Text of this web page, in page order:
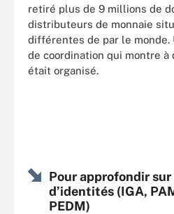
retiré plus de 9 millions de
distributeurs de monnaie
différentes de par le monde.
de coordination qui montre à
était organisé.
Pour approfondir
d’identités (IGA,
PEDM)